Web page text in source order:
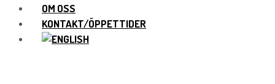
OM OSS
KONTAKT/ÖPPETTIDER